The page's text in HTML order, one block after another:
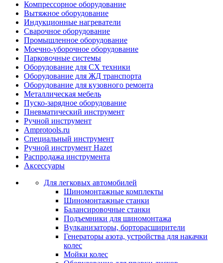
Компрессорное оборудование
Вытяжное оборудование
Индукционные нагреватели
Сварочное оборудование
Промышленное оборудование
Моечно-уборочное оборудование
Парковочные системы
Оборудование для СХ техники
Оборудование для ЖД транспорта
Оборудование для кузовного ремонта
Металлическая мебель
Пуско-зарядное оборудование
Пневматический инструмент
Ручной инструмент
Amprotools.ru
Специальный инструмент
Ручной инструмент Hazet
Распродажа инструмента
Аксессуары
Для легковых автомобилей
Шиномонтажные комплекты
Шиномонтажные станки
Балансировочные станки
Подъемники для шиномонтажа
Вулканизаторы, борторасширители
Генераторы азота, устройства для накачки
колес
Мойки колес